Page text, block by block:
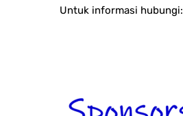
Untuk informasi hubungi: